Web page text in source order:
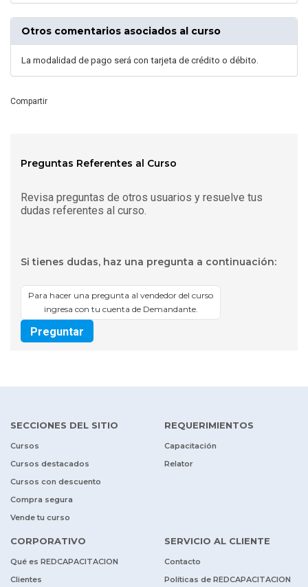
Otros comentarios asociados al curso
La modalidad de pago será con tarjeta de crédito o débito.
Compartir
Preguntas Referentes al Curso
Revisa preguntas de otros usuarios y resuelve tus
dudas referentes al curso.
Si tienes dudas, haz una pregunta a continuación:
Para hacer una pregunta al vendedor del curso
ingresa con tu cuenta de Demandante.
Preguntar
SECCIONES DEL SITIO
Cursos
Cursos destacados
Cursos con descuento
Compra segura
Vende tu curso
REQUERIMIENTOS
Capacitación
Relator
CORPORATIVO
Qué es REDCAPACITACION
Clientes
SERVICIO AL CLIENTE
Contacto
Políticas de REDCAPACITACION